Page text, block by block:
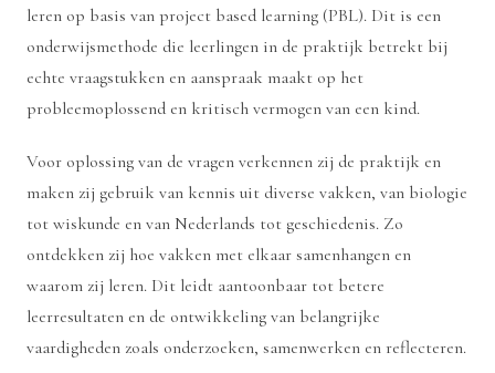
leren op basis van project based learning (PBL). Dit is een
onderwijsmethode die leerlingen in de praktijk betrekt bij
echte vraagstukken en aanspraak maakt op het
probleemoplossend en kritisch vermogen van een kind.
Voor oplossing van de vragen verkennen zij de praktijk en
maken zij gebruik van kennis uit diverse vakken, van biologie
tot wiskunde en van Nederlands tot geschiedenis. Zo
ontdekken zij hoe vakken met elkaar samenhangen en
waarom zij leren. Dit leidt aantoonbaar tot betere
leerresultaten en de ontwikkeling van belangrijke
vaardigheden zoals onderzoeken, samenwerken en reflecteren.